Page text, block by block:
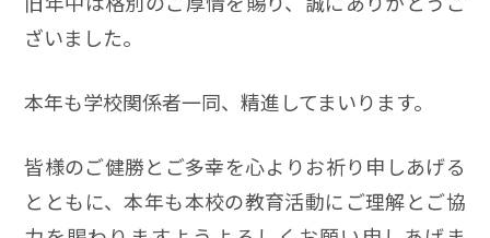
ざいました。
本年も学校関係者一同、精進してまいります。
皆様のご健勝とご多幸を心よりお祈り申しあげる
とともに、本年も本校の教育活動にご理解とご協